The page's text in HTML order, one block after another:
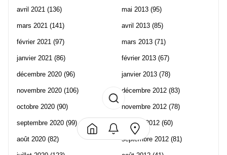
avril 2021 (136)
mars 2021 (141)
février 2021 (97)
janvier 2021 (86)
décembre 2020 (96)
novembre 2020 (106)
octobre 2020 (90)
septembre 2020 (99)
août 2020 (82)
mai 2013 (95)
avril 2013 (85)
mars 2013 (71)
février 2013 (67)
janvier 2013 (78)
décembre 2012 (83)
novembre 2012 (78)
octobre 2012 (60)
septembre 2012 (81)